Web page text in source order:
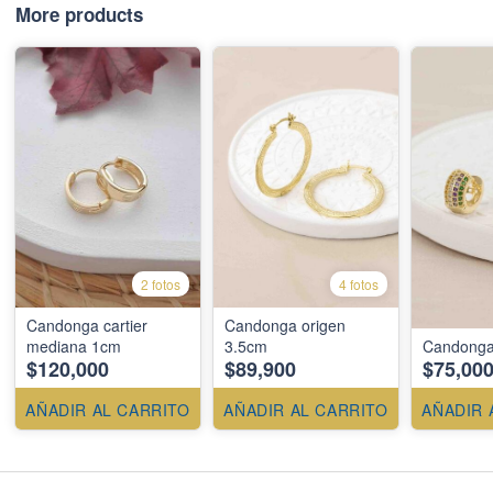
More products
2 fotos
Candonga cartier
mediana 1cm
$120,000
AÑADIR AL CARRITO
4 fotos
Candonga origen
3.5cm
$89,900
AÑADIR AL CARRITO
$75,000
AÑADIR